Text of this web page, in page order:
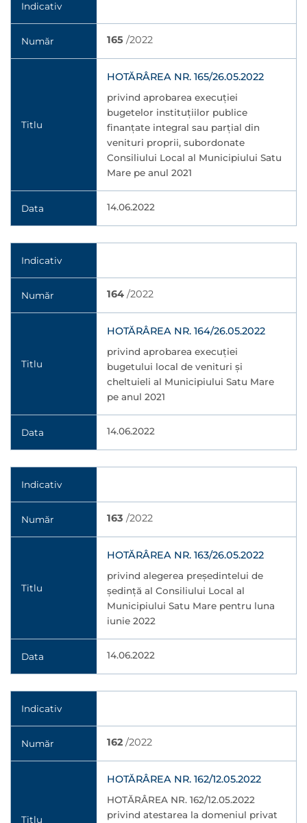
Indicativ
Număr 165 /2022
Titlu
HOTĂRÂREA NR. 165/26.05.2022
privind aprobarea execuţiei
bugetelor instituţiilor publice
finanţate integral sau parţial din
venituri proprii, subordonate
Consiliului Local al Municipiului Satu
Mare pe anul 2021
Data 14.06.2022
Indicativ
Număr 164 /2022
Titlu
HOTĂRÂREA NR. 164/26.05.2022
privind aprobarea execuţiei
bugetului local de venituri şi
cheltuieli al Municipiului Satu Mare
pe anul 2021
Data 14.06.2022
Indicativ
Număr 163 /2022
Titlu
HOTĂRÂREA NR. 163/26.05.2022
privind alegerea președintelui de
ședință al Consiliului Local al
Municipiului Satu Mare pentru luna
iunie 2022
Data 14.06.2022
Indicativ
Număr 162 /2022
Titlu
HOTĂRÂREA NR. 162/12.05.2022
HOTĂRÂREA NR. 162/12.05.2022
privind atestarea la domeniul privat